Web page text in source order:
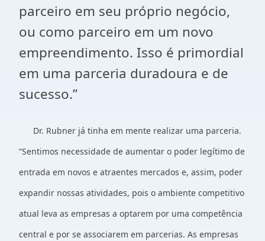
parceiro em seu próprio negócio,
ou como parceiro em um novo
empreendimento. Isso é primordial
em uma parceria duradoura e de
sucesso.”
Dr. Rubner já tinha em mente realizar uma parceria.
“Sentimos necessidade de aumentar o poder legítimo de
entrada em novos e atraentes mercados e, assim, poder
expandir nossas atividades, pois o ambiente competitivo
atual leva as empresas a optarem por uma competência
central e por se associarem em parcerias. As empresas